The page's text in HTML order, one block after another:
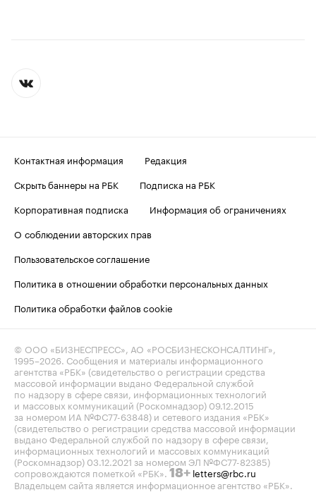
Контактная информация
Редакция
Скрыть баннеры на РБК
Подписка на РБК
Корпоративная подписка
Информация об ограничениях
О соблюдении авторских прав
Пользовательское соглашение
Политика в отношении обработки персональных данных
Политика обработки файлов cookie
© ООО «БИЗНЕСПРЕСС», АО «РОСБИЗНЕСКОНСАЛТИНГ»,
1995–2026 . Сообщения и материалы информационного
агентства «РБК» (свидетельство о регистрации средства
массовой информации выдано Федеральной службой
по надзору в сфере связи, информационных технологий
и массовых коммуникаций (Роскомнадзор) 09.12.2015
за номером ИА №ФС77-63848) и сетевого издания «РБК»
(свидетельство о регистрации средства массовой информации
выдано Федеральной службой по надзору в сфере связи,
информационных технологий и массовых коммуникаций
(Роскомнадзор) 03.12.2021 за номером ЭЛ №ФС77-82385)
сопровождаются пометкой «РБК». 18+ letters@rbc.ru
Владельцем сайта является информационное агентство «РБК».